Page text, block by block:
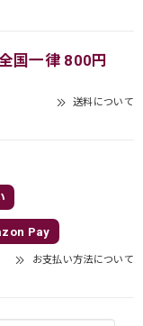
国一律 800円
送料について
Pay
お支払い方法について